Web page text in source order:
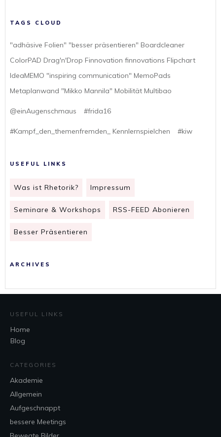
TAGS CLOUD
"adhäsive Folien" "besser präsentieren" Boardcleaner
ColorPAD Drag'n'Drop Finnovation finnovations Flipchart
IdeaMEMO "inspiring communication" MemoPads
Metaplanwand "Mikko Mannila" Mobilität Multibao
@einAugenschmaus #frida16
#Kampf_den_themenfremden_ Kennlernspielchen #kiw
USEFUL LINKS
Was ist Rhetorik? Impressum
Seminare & Workshops RSS-FEED Abonieren
Besser Präsentieren
ARCHIVES
USEFUL LINKS
Home
Blog
CATEGORIES
Akademie
Allgemein
Aufgeschnappt
bessere Meetings